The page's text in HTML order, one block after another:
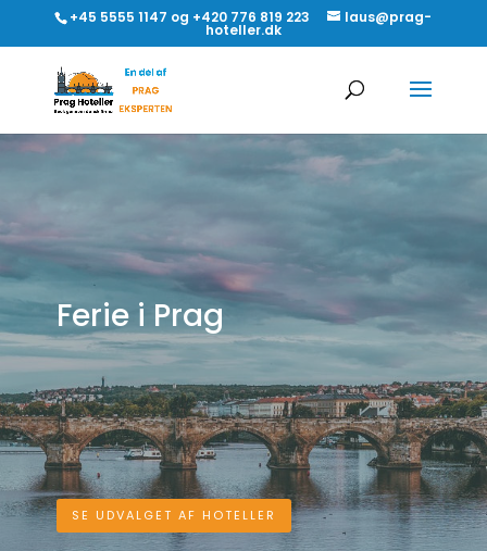
+45 5555 1147 og +420 776 819 223 laus@prag-
hoteller.dk
Ferie i Prag
SE UDVALGET AF HOTELLER